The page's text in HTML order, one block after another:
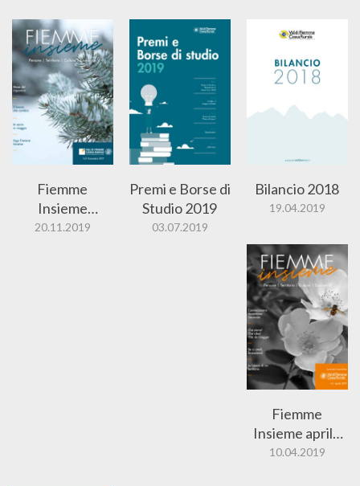
Fiemme
Insieme
Novembre
20.11.2019
Premi e Borse di
Studio 2019
03.07.2019
Bilancio 2018
19.04.2019
Fiemme
Insieme aprile
2019
10.04.2019